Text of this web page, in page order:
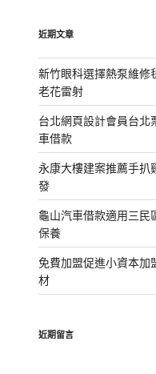
近期文章
新竹眼科選擇熱泵維修
老花雷射
台北網頁設計會員台北
車借款
永康大樓建案推薦手扒
發
龜山汽車借款適用三民
保養
免費加盟促進小資本加
材
近期留言